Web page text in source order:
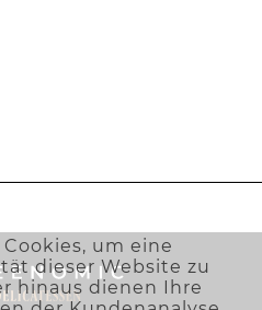
um eine
dieser Website zu
hinaus dienen Ihre